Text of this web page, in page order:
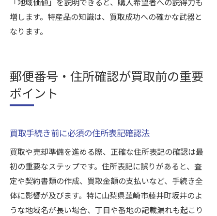
増します。特産品の知識は、買取成功への確かな武器と
なります。
郵便番号・住所確認が買取前の重要
ポイント
買取手続き前に必須の住所表記確認法
買取や売却準備を進める際、正確な住所表記の確認は最
初の重要なステップです。住所表記に誤りがあると、査
定や契約書類の作成、買取金額の支払いなど、手続き全
体に影響が及びます。特に山梨県韮崎市藤井町坂井のよ
うな地域名が長い場合、丁目や番地の記載漏れも起こり